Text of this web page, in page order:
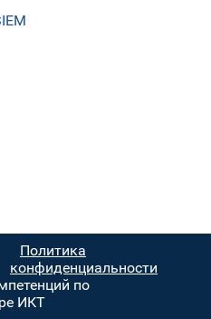
Политика
конфиденциальности
по
ИКТ